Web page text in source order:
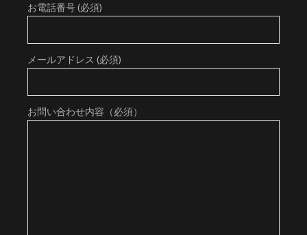
お電話番号 (必須)
メールアドレス (必須)
お問い合わせ内容（必須）